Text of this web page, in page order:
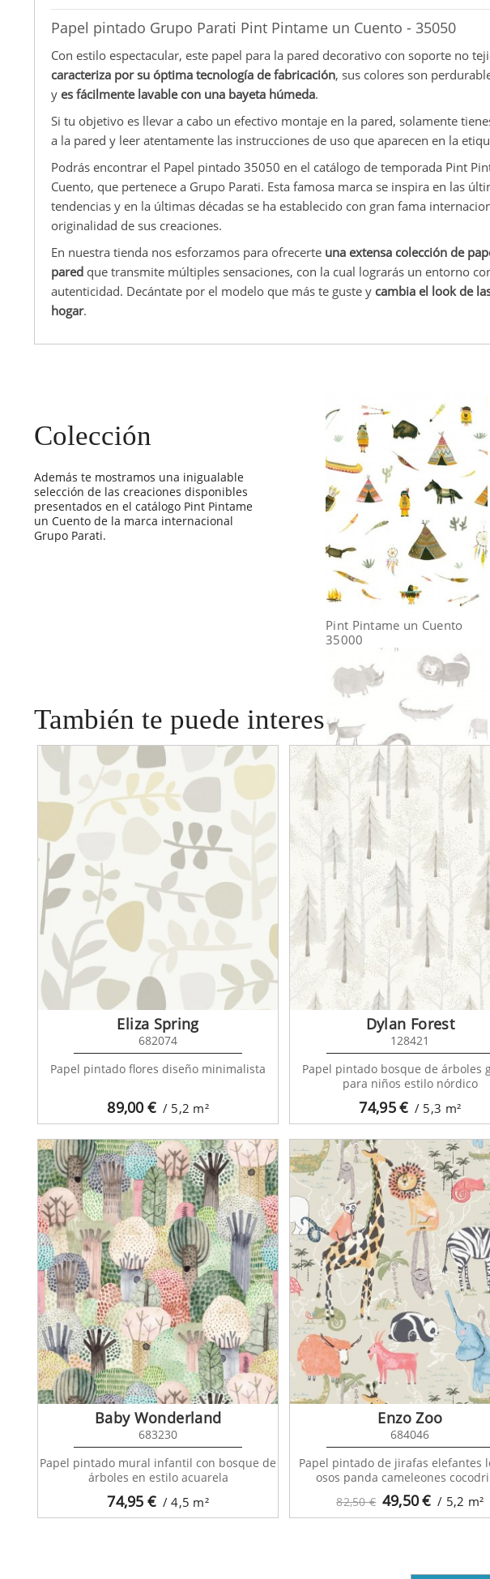
Papel pintado Grupo Parati Pint Pintame un Cuento - 35050
Con estilo espectacular, este papel para la pared decorativo con soporte no
caracteriza por su óptima tecnología de fabricación, sus colores son
y es fácilmente lavable con una bayeta húmeda.
Si tu objetivo es llevar a cabo un efectivo montaje en la pared, solamente
a la pared y leer atentamente las instrucciones de uso que aparecen en la
Podrás encontrar el Papel pintado 35050 en el catálogo de temporada Pint
Cuento, que pertenece a Grupo Parati. Esta famosa marca se inspira en las
tendencias y en la últimas décadas se ha establecido con gran fama
originalidad de sus creaciones.
En nuestra tienda nos esforzamos para ofrecerte una extensa colección de
pared que transmite múltiples sensaciones, con la cual lograrás un entorno
autenticidad. Decántate por el modelo que más te guste y cambia el look de
hogar.
Colección
Además te mostramos una inigualable
selección de las creaciones disponibles
presentados en el catálogo Pint Pintame
un Cuento de la marca internacional
Grupo Parati.
Pint Pintame un Cuento
35000
Pint Pintame un Cuento
35102
También te puede interesar
89,00€ / 5,2 m²
Eliza Spring
682074
Papel pintado flores diseño minimalista
74,95€ / 5,3 m²
Dylan Forest
128421
Papel pintado bosque de árboles
para niños estilo nórdico
74,95 € / 4,5 m²
Baby Wonderland
683230
Papel pintado mural infantil con bosque de
árboles en estilo acuarela
82,50 € 49,50€ / 5,2 m²
Enzo Zoo
684046
Papel pintado de jirafas elefantes
osos panda cameleones